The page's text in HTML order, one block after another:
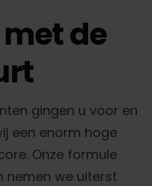
de
gingen u voor en
een enorm hoge
Onze formule
nemen we uiterst